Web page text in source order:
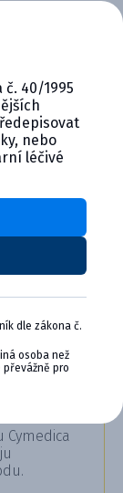
KTORÁ
č. 40/1995
nebo
léčivé
dle zákona č.
osoba než
pro